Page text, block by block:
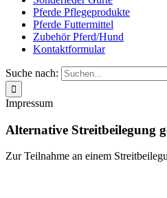
Pferde Pflegeprodukte
Pferde Futtermittel
Zubehör Pferd/Hund
Kontaktformular
Suche nach:
Impressum
Alternative Streitbeilegung
Zur Teilnahme an einem